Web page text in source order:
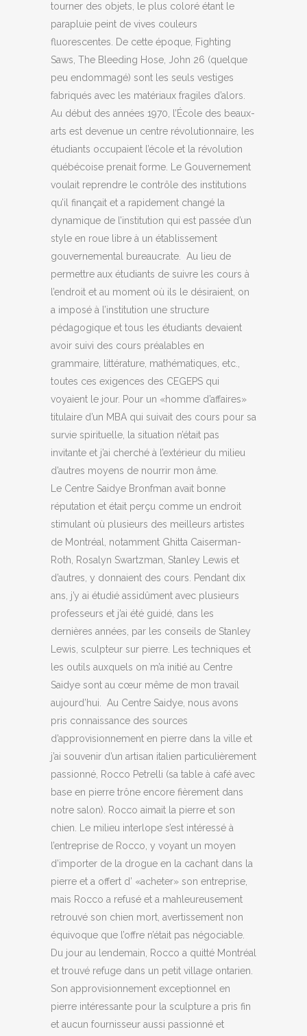
tourner des objets, le plus coloré étant le
parapluie peint de vives couleurs
fluorescentes. De cette époque, Fighting
Saws, The Bleeding Hose, John 26 (quelque
peu endommagé) sont les seuls vestiges
fabriqués avec les matériaux fragiles d’alors.
Au début des années 1970, l’École des beaux-
arts est devenue un centre révolutionnaire, les
étudiants occupaient l’école et la révolution
québécoise prenait forme. Le Gouvernement
voulait reprendre le contrôle des institutions
qu’il finançait et a rapidement changé la
dynamique de l’institution qui est passée d’un
style en roue libre à un établissement
gouvernemental bureaucrate. Au lieu de
permettre aux étudiants de suivre les cours à
l’endroit et au moment où ils le désiraient, on
a imposé à l’institution une structure
pédagogique et tous les étudiants devaient
avoir suivi des cours préalables en
grammaire, littérature, mathématiques, etc.,
toutes ces exigences des CEGEPS qui
voyaient le jour. Pour un «homme d’affaires»
titulaire d’un MBA qui suivait des cours pour sa
survie spirituelle, la situation n’était pas
invitante et j’ai cherché à l’extérieur du milieu
d’autres moyens de nourrir mon âme.
Le Centre Saidye Bronfman avait bonne
réputation et était perçu comme un endroit
stimulant où plusieurs des meilleurs artistes
de Montréal, notamment Ghitta Caiserman-
Roth, Rosalyn Swartzman, Stanley Lewis et
d’autres, y donnaient des cours. Pendant dix
ans, j’y ai étudié assidûment avec plusieurs
professeurs et j’ai été guidé, dans les
dernières années, par les conseils de Stanley
Lewis, sculpteur sur pierre. Les techniques et
les outils auxquels on m’a initié au Centre
Saidye sont au cœur même de mon travail
aujourd’hui. Au Centre Saidye, nous avons
pris connaissance des sources
d’approvisionnement en pierre dans la ville et
j’ai souvenir d’un artisan italien particulièrement
passionné, Rocco Petrelli (sa table à café avec
base en pierre trône encore fièrement dans
notre salon). Rocco aimait la pierre et son
chien. Le milieu interlope s’est intéressé à
l’entreprise de Rocco, y voyant un moyen
d’importer de la drogue en la cachant dans la
pierre et a offert d’ «acheter» son entreprise,
mais Rocco a refusé et a mahleureusement
retrouvé son chien mort, avertissement non
équivoque que l’offre n’était pas négociable.
Du jour au lendemain, Rocco a quitté Montréal
et trouvé refuge dans un petit village ontarien.
Son approvisionnement exceptionnel en
pierre intéressante pour la sculpture a pris fin
et aucun fournisseur aussi passionné et